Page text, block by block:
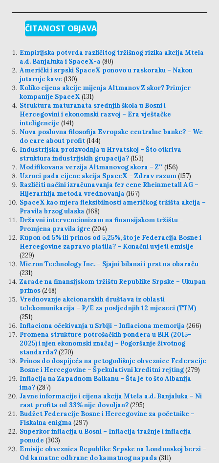
ČITANOST OBJAVA
Empirijska potvrda različitog tržišnog rizika akcija Mtela
a.d. Banjaluka i SpaceX-a (80)
Američki i srpski SpaceX ponovo u raskoraku – Nakon
jutarnje kave (130)
Koliko cijena akcije mijenja Altmanov Z skor? Primjer
kompanije SpaceX (131)
Struktura maturanata srednjih škola u Bosni i
Hercegovini i ekonomski razvoj – Era vještačke
inteligencije (141)
Nova poslovna filosofija Evropske centralne banke? – We
do care about profit(144)
Industrijska proizvodnja u Hrvatskoj – Što otkriva
struktura industrijskih grupacija?(153)
Modifikovana verzija Altmanovog skora – Z′′ (156)
Uzroci pada cijene akcija SpaceX – Zdrav razum(157)
Različiti načini izračunavanja fer cene Rheinmetall AG –
Hijerarhija metoda vrednovanja (167)
SpaceX kao mjera fleksibilnosti američkog tržišta akcija –
Pravila brzog ulaska (168)
Državni intervencionizam na finansijskom tržištu –
Promjena pravila igre (204)
Kupon od 5% ili prinos od 5,25%, što je Federacija Bosne i
Hercegovine zapravo platila? – Konačni uvjeti emisije
(229)
Micron Technology Inc. – Sjajni bilansi i prst na obaraču
(231)
Zarade na finansijskom tržištu Republike Srpske – Ukupan
prinos(248)
Vrednovanje akcionarskih društava iz oblasti
telekomunikacija – P/E za posljednjih 12 mjeseci (TTM)
(251)
Inflaciona očekivanja u Srbiji – Inflaciona memorija (266)
Promena strukture potrošačkih pondera u BiH (2015–
2025) i njen ekonomski značaj – Pogoršanje životnog
standarda?(270)
Prinos do dospijeća na petogodišnje obveznice Federacije
Bosne i Hercegovine – Špekulativni kreditni rejting(279)
Inflacija na Zapadnom Balkanu – Šta je to što Albanija
ima?(287)
Javne informacije i cijena akcija Mtela a.d. Banjaluka – Ni
rast profita od 33% nije dovoljan?(295)
Budžet Federacije Bosne i Hercegovine za početnike –
Fiskalna enigma (297)
Superkor inflacija u Bosni – Inflacija tražnje i inflacija
ponude (303)
Emisije obveznica Republike Srpske na Londonskoj berzi –
Od kamatne odbrane do kamatnog napada (311)